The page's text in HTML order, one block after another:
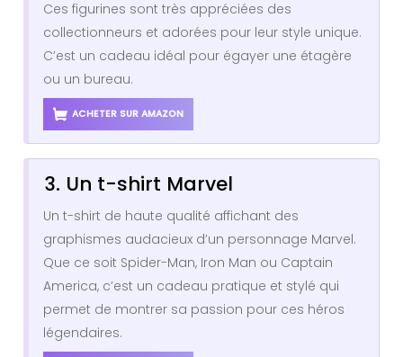
Ces figurines sont très appréciées des
collectionneurs et adorées pour leur style unique.
C’est un cadeau idéal pour égayer une étagère
ou un bureau.
ACHETER SUR AMAZON
3. Un t-shirt Marvel
Un t-shirt de haute qualité affichant des
graphismes audacieux d’un personnage Marvel.
Que ce soit Spider-Man, Iron Man ou Captain
America, c’est un cadeau pratique et stylé qui
permet de montrer sa passion pour ces héros
légendaires.